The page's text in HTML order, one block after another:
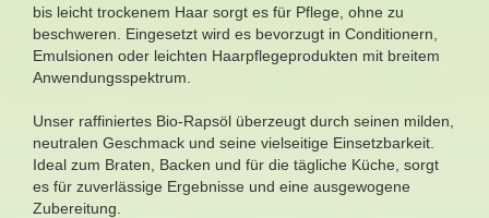
bis leicht trockenem Haar sorgt es für Pflege, ohne zu
beschweren. Eingesetzt wird es bevorzugt in Conditionern,
Emulsionen oder leichten Haarpflegeprodukten mit breitem
Anwendungsspektrum.
Unser raffiniertes Bio-Rapsöl überzeugt durch seinen milden,
neutralen Geschmack und seine vielseitige Einsetzbarkeit.
Ideal zum Braten, Backen und für die tägliche Küche, sorgt
es für zuverlässige Ergebnisse und eine ausgewogene
Zubereitung.